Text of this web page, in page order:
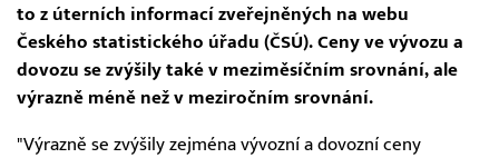
to z úterních informací zveřejněných na webu
Českého statistického úřadu (ČSÚ). Ceny ve vývozu a
dovozu se zvýšily také v meziměsíčním srovnání, ale
výrazně méně než v meziročním srovnání.
"Výrazně se zvýšily zejména vývozní a dovozní ceny